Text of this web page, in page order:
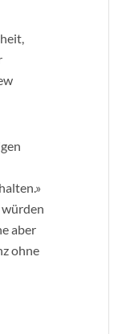
würden
aber
ohne